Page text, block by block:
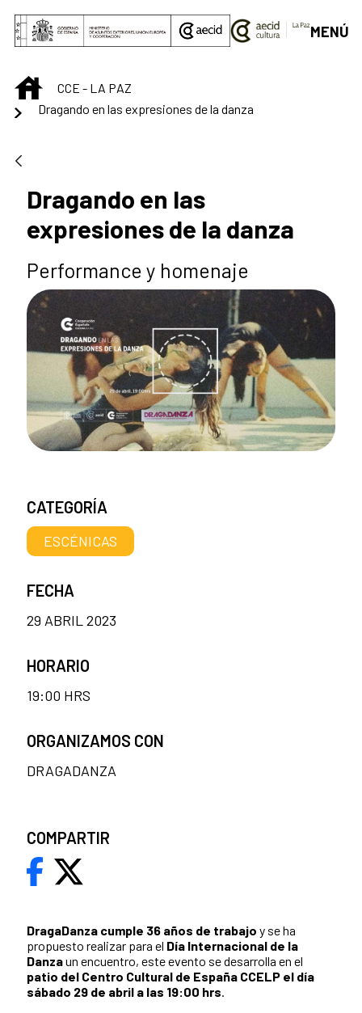
Saltar al contenido principal
MENÚ
INICIOCCE - LA PAZ
Dragando en las expresiones de la danza
Dragando en las
expresiones de la danza
Performance y homenaje
DragaDanza cumple 36 años de trabajo y se ha
propuesto realizar para el Día Internacional de la
Danzaun encuentro, este evento se desarrolla en el
patio del Centro Cultural de España CCELP el día
sábado 29 de abril a las 19:00 hrs.
CATEGORÍA
ESCÉNICAS
FECHA
29 ABRIL 2023
HORARIO
19:00 HRS
ORGANIZAMOS CON
DRAGADANZA
COMPARTIR